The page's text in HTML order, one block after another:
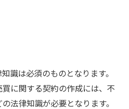
識は必須のものとなります。
に関する契約の作成には、不
法律知識が必要となります。